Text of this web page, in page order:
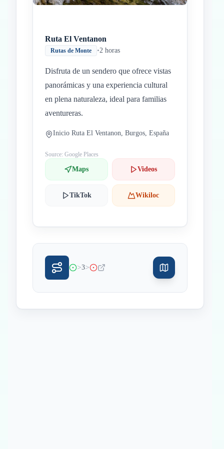
Ruta El Ventanon
Rutas de Monte •2 horas
Disfruta de un sendero que ofrece vistas
panorámicas y una experiencia cultural
en plena naturaleza, ideal para familias
aventureras.
Inicio Ruta El Ventanon, Burgos, España
Source: Google Places
Maps Videos
TikTok Wikiloc
>3>